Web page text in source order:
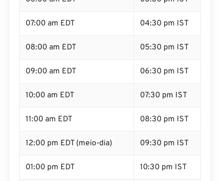
07:00 am EDT 04:30 pm IST
08:00 am EDT 05:30 pm IST
09:00 am EDT 06:30 pm IST
10:00 am EDT 07:30 pm IST
11:00 am EDT 08:30 pm IST
12:00 pm EDT (meio-dia) 09:30 pm IST
01:00 pm EDT 10:30 pm IST